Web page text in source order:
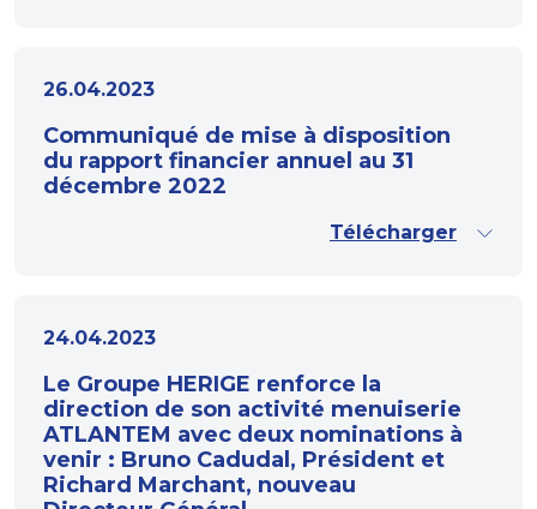
26.04.2023
Communiqué de mise à disposition
du rapport financier annuel au 31
décembre 2022
Télécharger
24.04.2023
Le Groupe HERIGE renforce la
direction de son activité menuiserie
ATLANTEM avec deux nominations à
venir : Bruno Cadudal, Président et
Richard Marchant, nouveau